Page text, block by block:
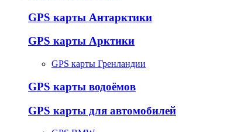
GPS карты Антарктики
GPS карты Арктики
GPS карты Гренландии
GPS карты водоёмов
GPS карты для автомобилей